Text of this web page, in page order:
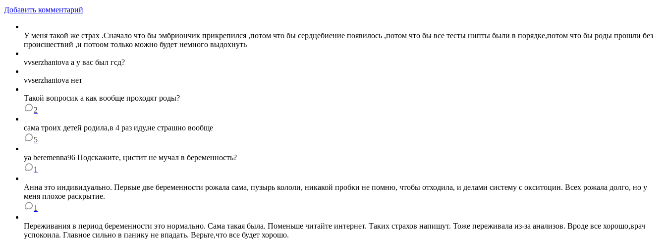
Добавить комментарий
У меня такой же страх .Сначало что бы эмбриончик прикрепился ,потом что бы сердцебиение появилось ,потом что бы все тесты нипты были в порядке,потом что бы роды прошли без
происшествий ,и потоом только можно будет немного выдохнуть
vvserzhantova а у вас был гсд?
vvserzhantova нет
Такой вопросик а как вообще проходят роды?
2
сама троих детей родила,в 4 раз иду,не страшно вообще
5
ya beremenna96 Подскажите, цистит не мучал в беременность?
1
Анна это индивидуально. Первые две беременности рожала сама, пузырь кололи, никакой пробки не помню, чтобы отходила, и делами систему с окситоцин. Всех рожала долго, но у
меня плохое раскрытие.
1
Переживания в период беременности это нормально. Сама такая была. Поменьше читайте интернет. Таких страхов напишут. Тоже переживала из-за анализов. Вроде все хорошо,врач
успокоила. Главное сильно в панику не впадать. Верьте,что все будет хорошо.